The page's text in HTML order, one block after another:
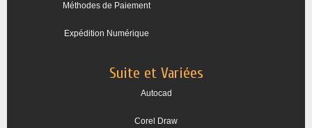
Méthodes de Paiement
Expédition Numérique
Suite et Variées
Autocad
Corel Draw